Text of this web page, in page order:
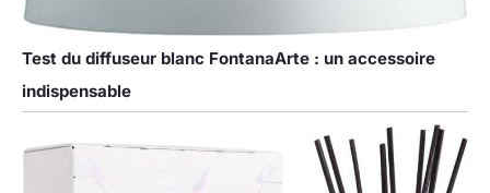
Test du diffuseur blanc FontanaArte : un accessoire
indispensable